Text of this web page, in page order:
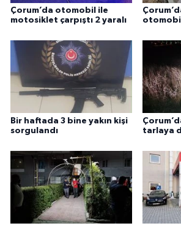
Çorum’da otomobil ile
motosiklet çarpıştı 2 yaralı
otomobil
Bir haftada 3 bine yakın kişi
sorgulandı
tarlaya